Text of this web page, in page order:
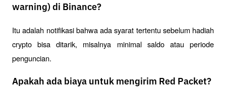
warning) di Binance?
Itu adalah notifikasi bahwa ada syarat tertentu sebelum hadiah
crypto bisa ditarik, misalnya minimal saldo atau periode
penguncian.
Apakah ada biaya untuk mengirim Red Packet?